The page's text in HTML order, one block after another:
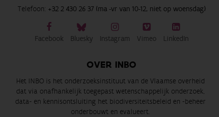
Telefoon: +32 2 430 26 37 (ma -vr van 10-12, niet op woensdag)
Facebook Bluesky Instagram Vimeo LinkedIn
OVER INBO
Het INBO is het onderzoeksinstituut van de Vlaamse overheid
dat via onafhankelijk toegepast wetenschappelijk onderzoek,
data- en kennisontsluiting het biodiversiteitsbeleid en -beheer
onderbouwt en evalueert.